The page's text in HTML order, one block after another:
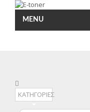
MENU
ΚΑΤΗΓΟΡΙΕΣ